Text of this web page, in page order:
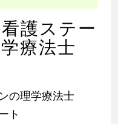
護ステー
療法士
の理学療法士
ト